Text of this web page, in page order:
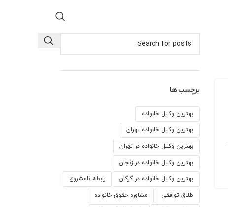
برچسب ها
بهترین وکیل خانواده
بهترین وکیل خانواده تهران
بهترین وکیل خانواده در تهران
بهترین وکیل خانواده در زنجان
بهترین وکیل خانواده در گرگان رابطه نامشروع
طلاق توافقی مشاوره حقوق خانواده